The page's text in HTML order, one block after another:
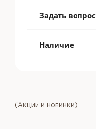
Задать вопрос
Наличие
(Акции и новинки)